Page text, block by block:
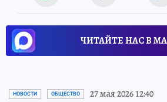
ЧИТАЙТЕ НАС В
НОВОСТИ ОБЩЕСТВО 27 мая 2026 12:40